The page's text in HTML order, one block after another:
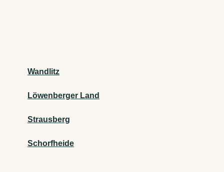
Wandlitz
Löwenberger Land
Strausberg
Schorfheide